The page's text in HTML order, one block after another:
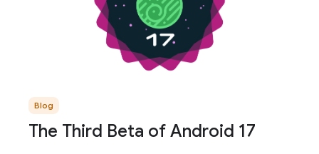
Blog
The Third Beta of Android 17